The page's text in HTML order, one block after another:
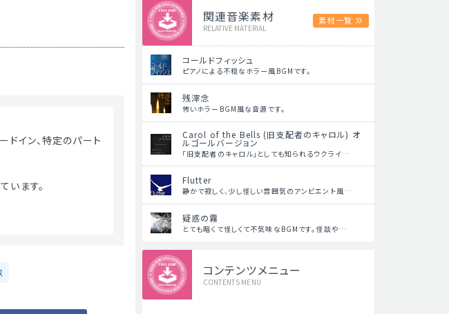
ドイン、特定のパート
います。
関連音楽素材
RELATIVE MATERIAL
素材一覧
コールドフィッシュ
ピアノによる不穏なホラー風BGMです。
残滓念
怖いホラーBGM風な音源です。
Carol of the Bells (旧支配者のキャロル) オ
ルゴールバージョン
「旧支配者のキャロル」としても知られるウクライ…
Flutter
静かで寂しく、少し怪しい雰囲気のアンビエント風…
疑惑の霧
とても暗くて怪しくて不気味なBGMです。怪談や…
コンテンツメニュー
CONTENTS MENU